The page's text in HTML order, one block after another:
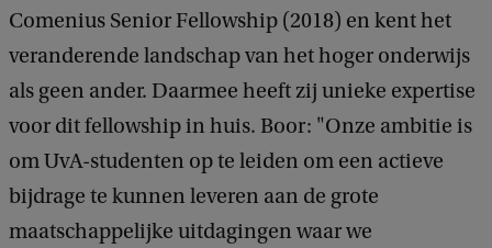
Comenius Senior Fellowship (2018) en kent het
veranderende landschap van het hoger onderwijs
als geen ander. Daarmee heeft zij unieke expertise
voor dit fellowship in huis. Boor: "Onze ambitie is
om UvA-studenten op te leiden om een actieve
bijdrage te kunnen leveren aan de grote
maatschappelijke uitdagingen waar we